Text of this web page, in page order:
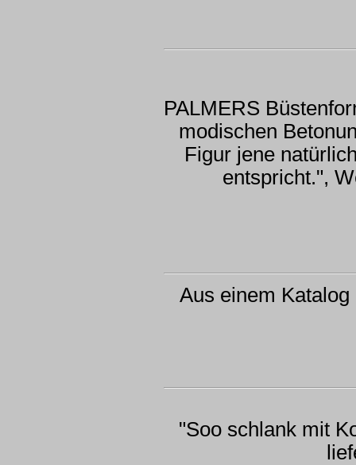
PALMERS
modischen
Figur jene
entspricht.",
Aus einem
"Soo schlank mit